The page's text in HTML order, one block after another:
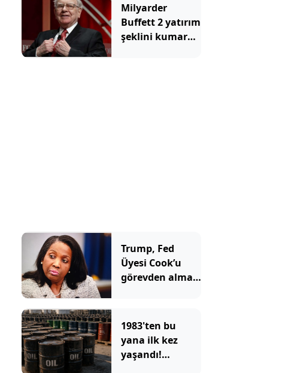
Milyarder
Buffett 2 yatırım
şeklini kumara
Trump, Fed
Üyesi Cook’u
görevden alma
1983'ten bu
yana ilk kez
yaşandı!